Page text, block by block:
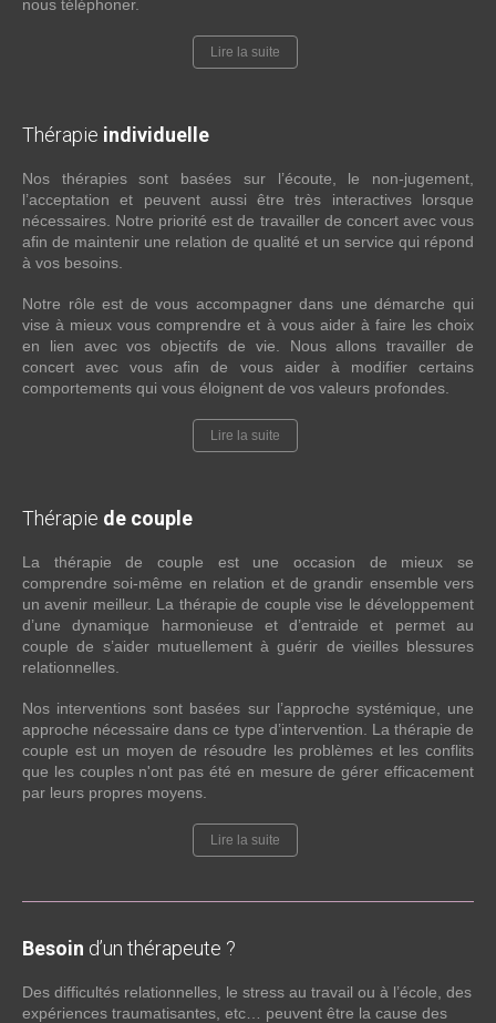
nous téléphoner.
Lire la suite
Thérapie individuelle
Nos thérapies sont basées sur l’écoute, le non-jugement,
l’acceptation et peuvent aussi être très interactives lorsque
nécessaires. Notre priorité est de travailler de concert avec vous
afin de maintenir une relation de qualité et un service qui répond
à vos besoins.
Notre rôle est de vous accompagner dans une démarche qui
vise à mieux vous comprendre et à vous aider à faire les choix
en lien avec vos objectifs de vie. Nous allons travailler de
concert avec vous afin de vous aider à modifier certains
comportements qui vous éloignent de vos valeurs profondes.
Lire la suite
Thérapie de couple
La thérapie de couple est une occasion de mieux se
comprendre soi-même en relation et de grandir ensemble vers
un avenir meilleur. La thérapie de couple vise le développement
d’une dynamique harmonieuse et d’entraide et permet au
couple de s’aider mutuellement à guérir de vieilles blessures
relationnelles.
Nos interventions sont basées sur l’approche systémique, une
approche nécessaire dans ce type d’intervention. La thérapie de
couple est un moyen de résoudre les problèmes et les conflits
que les couples n'ont pas été en mesure de gérer efficacement
par leurs propres moyens.
Lire la suite
Besoin d’un thérapeute ?
Des difficultés relationnelles, le stress au travail ou à l’école, des
expériences traumatisantes, etc… peuvent être la cause des